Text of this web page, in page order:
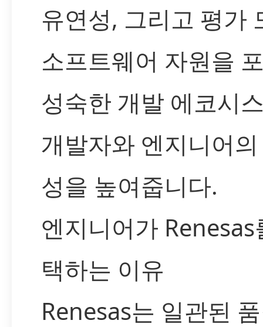
유연성, 그리고 평가
소프트웨어 자원을
성숙한 개발 에코시
개발자와 엔지니어
성을 높여줍니다.
엔지니어가 Renesas
택하는 이유
Renesas는 일관된